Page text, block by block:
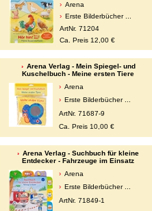
Arena
Erste Bilderbücher ...
ArtNr. 71204
Ca. Preis 12,00 €
Arena Verlag - Mein Spiegel- und
Kuschelbuch - Meine ersten Tiere
Arena
Erste Bilderbücher ...
ArtNr. 71687-9
Ca. Preis 10,00 €
Arena Verlag - Suchbuch für kleine
Entdecker - Fahrzeuge im Einsatz
Arena
Erste Bilderbücher ...
ArtNr. 71849-1